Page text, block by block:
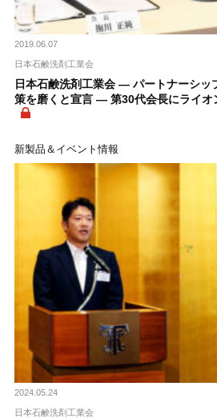
2019.06.07
日本石鹸洗剤工業会
日本石鹸洗剤工業会 ― パートナーシッ
策を磨くと宣言 ― 第30代会長にライオ
新製品＆イベント情報
2024.05.24
日本石鹸洗剤工業会